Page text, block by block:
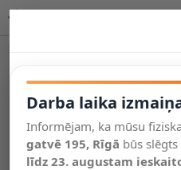
Salīdzināt
Vēlmju
saraksts
Darba laika
Informējam, ka mūsu
gatvē 195, Rīgā būs slēgts
līdz 23. augustam